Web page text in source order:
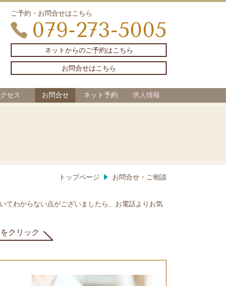
ご予約・お問合せはこちら
079-273-5005
ネットからのご予約はこちら
お問合せはこちら
セス お問合せ ネット予約 求人情報
トップページ お問合せ・ご相談
てわからない点がございましたら、お電話よりお気
クリック